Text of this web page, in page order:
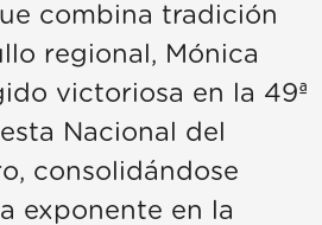
combina tradición
regional, Mónica
victoriosa en la 49ª
Nacional del
consolidándose
exponente en la